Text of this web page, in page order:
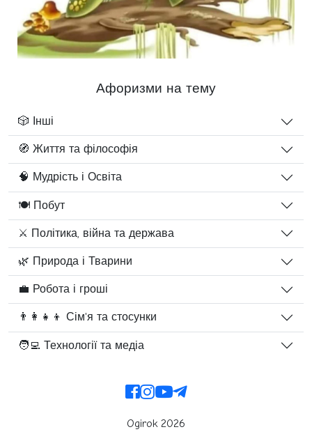
Афоризми на тему
🎲 Інші
🧭 Життя та філософія
🧠 Мудрість і Освіта
🍽️ Побут
⚔️ Політика, війна та держава
🌿 Природа і Тварини
💼 Робота і гроші
👨‍👩‍👧‍👦 Сім'я та стосунки
🧑‍💻 Технології та медіа
Ogirok 2026